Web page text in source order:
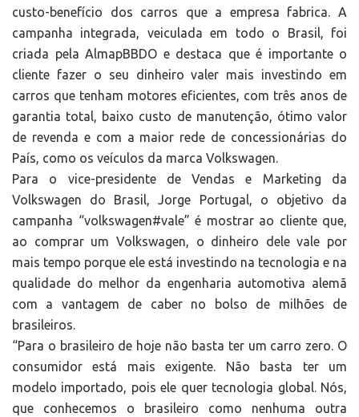
custo-benefício dos carros que a empresa fabrica. A
campanha integrada, veiculada em todo o Brasil, foi
criada pela AlmapBBDO e destaca que é importante o
cliente fazer o seu dinheiro valer mais investindo em
carros que tenham motores eficientes, com três anos de
garantia total, baixo custo de manutenção, ótimo valor
de revenda e com a maior rede de concessionárias do
País, como os veículos da marca Volkswagen.
Para o vice-presidente de Vendas e Marketing da
Volkswagen do Brasil, Jorge Portugal, o objetivo da
campanha “volkswagen#vale” é mostrar ao cliente que,
ao comprar um Volkswagen, o dinheiro dele vale por
mais tempo porque ele está investindo na tecnologia e na
qualidade do melhor da engenharia automotiva alemã
com a vantagem de caber no bolso de milhões de
brasileiros.
“Para o brasileiro de hoje não basta ter um carro zero. O
consumidor está mais exigente. Não basta ter um
modelo importado, pois ele quer tecnologia global. Nós,
que conhecemos o brasileiro como nenhuma outra